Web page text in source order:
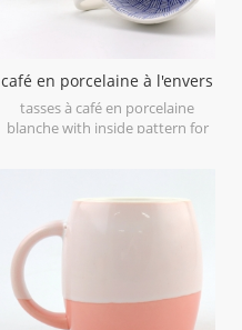
café en porcelaine à l'envers
des tasses
tasses à café en porcelaine
blanche with inside pattern for